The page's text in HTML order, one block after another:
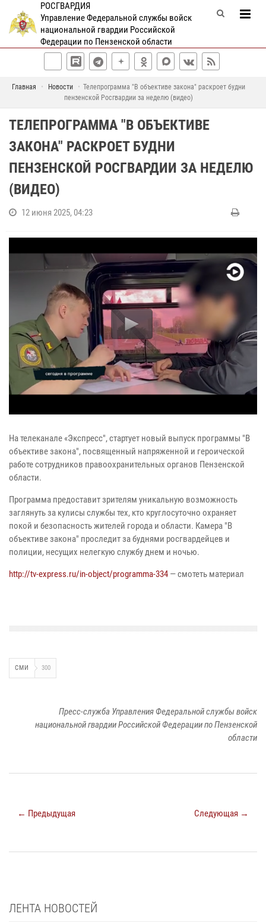
РОСГВАРДИЯ
Управление Федеральной службы войск
национальной гвардии Российской
Федерации по Пензенской области
Главная Новости
Телепрограмма "В объективе закона" раскроет будни
пензенской Росгвардии за неделю (видео)
ТЕЛЕПРОГРАММА "В ОБЪЕКТИВЕ
ЗАКОНА" РАСКРОЕТ БУДНИ
ПЕНЗЕНСКОЙ РОСГВАРДИИ ЗА НЕДЕЛЮ
(ВИДЕО)
12 июня 2025, 04:23
На телеканале «Экспресс", стартует новый выпуск программы "В
объективе закона", посвященный напряженной и героической
работе сотрудников правоохранительных органов Пензенской
области.
Программа предоставит зрителям уникальную возможность
заглянуть за кулисы службы тех, кто круглосуточно охраняет
покой и безопасность жителей города и области. Камера "В
объективе закона" проследит за буднями росгвардейцев и
полиции, несущих нелегкую службу днем и ночью.
http://tv-express.ru/in-object/programma-334 — смотеть материал
СМИ 300
Пресс-служба Управления Федеральной службы войск
национальной гвардии Российской Федерации по Пензенской
области
← Предыдущая Следующая →
ЛЕНТА НОВОСТЕЙ